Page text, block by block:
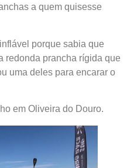
a quem quisesse
porque sabia que
redonda prancha rígida que
uma deles para encarar o
em Oliveira do Douro.